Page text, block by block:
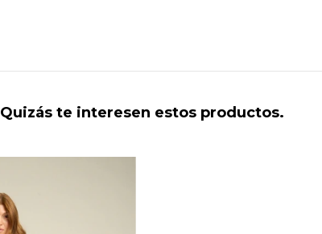
Quizás te interesen estos productos.